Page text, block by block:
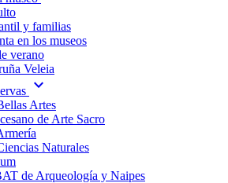
y familias
en los museos
verano
Veleia
expand_more
Artes
de Arte Sacro
Naturales
de Arqueología y Naipes